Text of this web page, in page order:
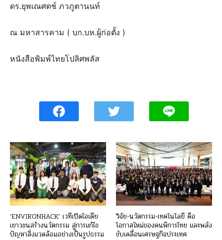
ดร.ยุพเณศตช์ ภวภูตานนท์
ณ มหาสารคาม ( บก.บห.ผู้ก่อตั้ง )
หนังสือพิมพ์ไทยโปลิศพลัส
‘ENVIRONHACK’ เวทีเปิดไอเดีย
เยาวชนสร้างนวัตกรรม สู่การแก้ไข
ปัญหาสิ่งแวดล้อมอย่างเป็นรูปธรรม
วิจัย-นวัตกรรม-เทคโนโลยี คือ
โอกาสใหม่ของคนพิการไทย และพลัง
ขับเคลื่อนเศรษฐกิจประเทศ